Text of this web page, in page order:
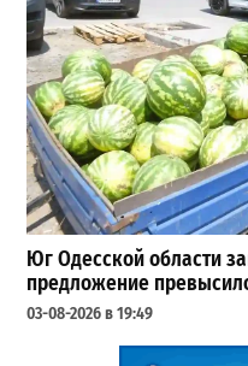
Юг Одесской области
предложение
03-08-2026 в 19:49